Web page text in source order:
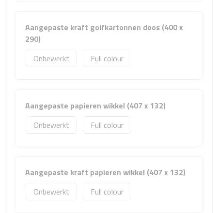
Koffersloten
Bagageweegschalen
Bagagelabels
Aangepaste kraft golfkartonnen doos (400 x
290)
Onbewerkt
Full colour
Aangepaste papieren wikkel (407 x 132)
Onbewerkt
Full colour
Aangepaste kraft papieren wikkel (407 x 132)
Onbewerkt
Full colour